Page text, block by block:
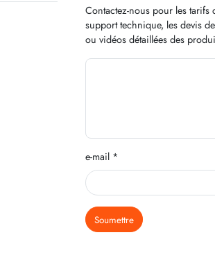
Contactez-nous pour les tarifs
support technique, les devis
ou vidéos détaillées des
e-mail *
Soumettre